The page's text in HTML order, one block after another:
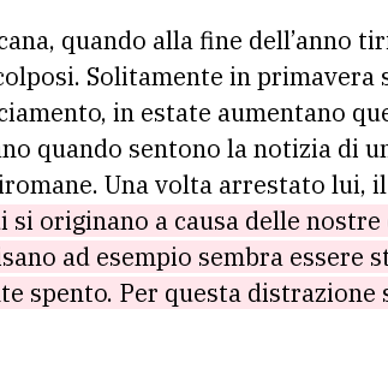
quando alla fine dell’anno
Solitamente in
in estate aumentano
quando sentono la notizia di
Una volta arrestato lui,
si originano a causa delle
ad esempio sembra essere
spento. Per questa